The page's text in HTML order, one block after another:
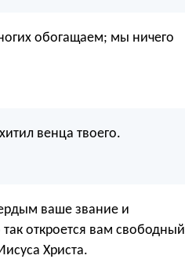
обогащаем; мы ничего
венца твоего.
ваше звание и
так откроется вам свободный
Христа.